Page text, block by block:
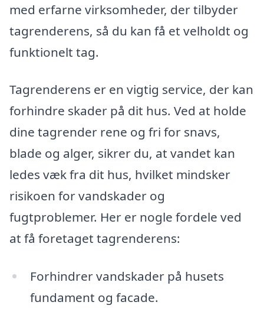
med erfarne virksomheder, der tilbyder
tagrenderens, så du kan få et velholdt og
funktionelt tag.
Tagrenderens er en vigtig service, der kan
forhindre skader på dit hus. Ved at holde
dine tagrender rene og fri for snavs,
blade og alger, sikrer du, at vandet kan
ledes væk fra dit hus, hvilket mindsker
risikoen for vandskader og
fugtproblemer. Her er nogle fordele ved
at få foretaget tagrenderens:
Forhindrer vandskader på husets
fundament og facade.